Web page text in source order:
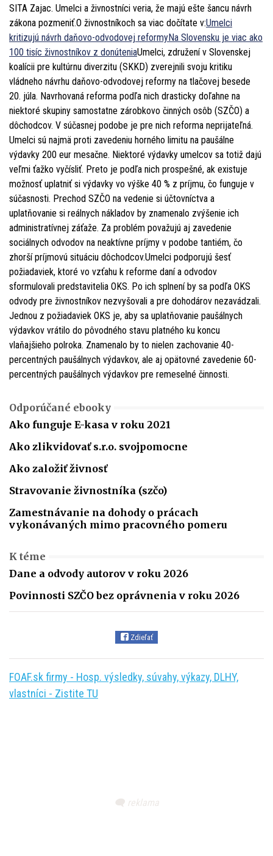
SITA Zajac. Umelci a živnostníci veria, že majú ešte šancu návrh
zákona pozmeniť.O živnostníkoch sa viac dočítate v:Umelci
kritizujú návrh daňovo-odvodovej reformyNa Slovensku je viac ako
100 tisíc živnostníkov z donúteniaUmelci, združení v Slovenskej
koalícii pre kultúrnu diverzitu (SKKD) zverejnili svoju kritiku
vládneho návrhu daňovo-odvodovej reformy na tlačovej besede
20. júla. Navrhovaná reforma podľa nich drasticky doľahne na
niektoré skupiny samostatne zárobkovo činných osôb (SZČO) a
dôchodcov. V súčasnej podobe je pre nich reforma neprijateľná.
Umelci sú najmä proti zavedeniu horného limitu na paušálne
výdavky 200 eur mesačne. Niektoré výdavky umelcov sa totiž dajú
veľmi ťažko vyčísliť. Preto je podľa nich prospešné, ak existuje
možnosť uplatniť si výdavky vo výške 40 % z príjmu, čo funguje v
súčasnosti. Prechod SZČO na vedenie si účtovníctva a
uplatňovanie si reálnych nákladov by znamenalo zvýšenie ich
administratívnej záťaže. Za problém považujú aj zavedenie
sociálnych odvodov na neaktívne príjmy v podobe tantiém, čo
zhorší príjmovú situáciu dôchodcov.Umelci podporujú šesť
požiadaviek, ktoré vo vzťahu k reforme daní a odvodov
sformulovali predstavitelia OKS. Po ich splnení by sa podľa OKS
odvody pre živnostníkov nezvyšovali a pre dohodárov nezavádzali.
Jednou z požiadaviek OKS je, aby sa uplatňovanie paušálnych
výdavkov vrátilo do pôvodného stavu platného ku koncu
vlaňajšieho polroka. Znamenalo by to nielen zachovanie 40-
percentných paušálnych výdavkov, ale aj opätovné zavedenie 60-
percentných paušálnych výdavkov pre remeselné činnosti.
Odporúčané ebooky
Ako funguje E-kasa v roku 2021
Ako zlikvidovať s.r.o. svojpomocne
Ako založiť živnosť
Stravovanie živnostníka (szčo)
Zamestnávanie na dohody o prácach
vykonávaných mimo pracovného pomeru
K téme
Dane a odvody autorov v roku 2026
Povinnosti SZČO bez oprávnenia v roku 2026
Zdieľať
FOAF.sk firmy - Hosp. výsledky, súvahy, výkazy, DLHY,
vlastníci - Zistite TU